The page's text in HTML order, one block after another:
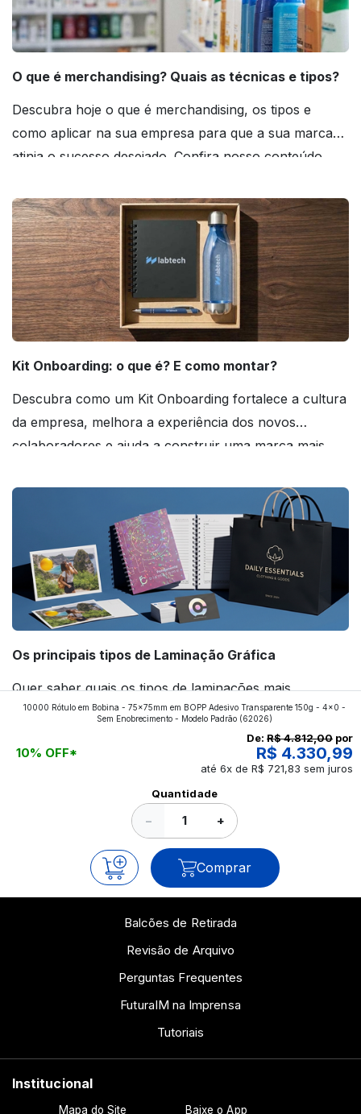
O que é merchandising? Quais as técnicas e tipos?
Descubra hoje o que é merchandising, os tipos e
como aplicar na sua empresa para que a sua marca
atinja o sucesso desejado. Confira nosso conteúdo
Kit Onboarding: o que é? E como montar?
Descubra como um Kit Onboarding fortalece a cultura
da empresa, melhora a experiência dos novos
colaboradores e ajuda a construir uma marca mais
Os principais tipos de Laminação Gráfica
Quer saber quais os tipos de laminações mais
aplicados nos impressos da gráfica FuturaIM? Então,
continue a leitura que vamos revelar para você!
10000 Rótulo em Bobina - 75x75mm em BOPP Adesivo Transparente 150g - 4x0 -
Sem Enobrecimento - Modelo Padrão (62026)
10% OFF*
De: R$ 4.812,00 por
R$ 4.330,99
até 6x de R$ 721,83 sem juros
Quantidade
− +
Comprar
Balcões de Retirada
Revisão de Arquivo
Perguntas Frequentes
FuturaIM na Imprensa
Tutoriais
Institucional
Mapa do Site Baixe o App